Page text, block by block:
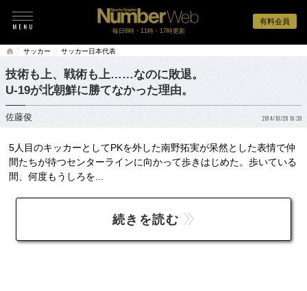
有料会員
毎日6時・11時・17時更新
サッカー サッカー日本代表
技術も上、戦術も上……なのに敗退。
U-19が北朝鮮に勝てなかった理由。
佐藤俊 2014/10/20 16:30
5人目のキッカーとしてPKを外した南野拓実が呆然とした表情で仲
間たちが待つセンターラインに向かって歩きはじめた。歩いている
間、何度もうしろを...
続きを読む